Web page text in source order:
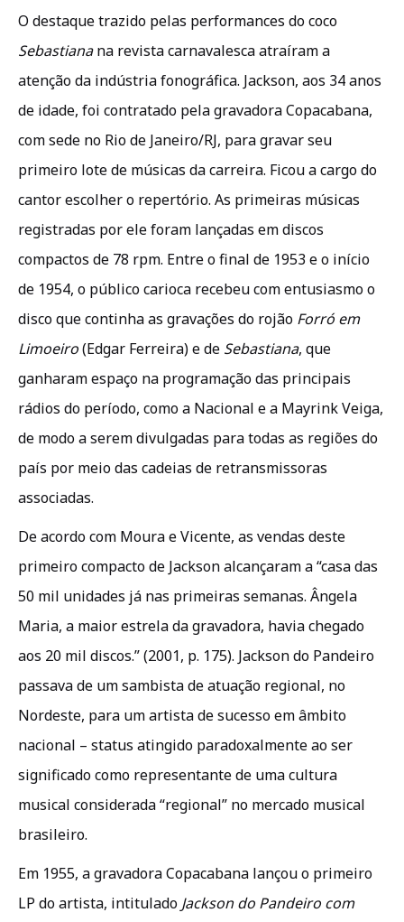
O destaque trazido pelas performances do coco
Sebastianana revista carnavalesca atraíram a
atenção da indústria fonográfica. Jackson, aos 34 anos
de idade, foi contratado pela gravadora Copacabana,
com sede no Rio de Janeiro/RJ, para gravar seu
primeiro lote de músicas da carreira. Ficou a cargo do
cantor escolher o repertório. As primeiras músicas
registradas por ele foram lançadas em discos
compactos de 78 rpm. Entre o final de 1953 e o início
de 1954, o público carioca recebeu com entusiasmo o
disco que continha as gravações do rojão Forró em
Limoeiro(Edgar Ferreira) e de Sebastiana, que
ganharam espaço na programação das principais
rádios do período, como a Nacional e a Mayrink Veiga,
de modo a serem divulgadas para todas as regiões do
país por meio das cadeias de retransmissoras
associadas.
De acordo com Moura e Vicente, as vendas deste
primeiro compacto de Jackson alcançaram a “casa das
50 mil unidades já nas primeiras semanas. Ângela
Maria, a maior estrela da gravadora, havia chegado
aos 20 mil discos.” (2001, p. 175). Jackson do Pandeiro
passava de um sambista de atuação regional, no
Nordeste, para um artista de sucesso em âmbito
nacional – status atingido paradoxalmente ao ser
significado como representante de uma cultura
musical considerada “regional” no mercado musical
brasileiro.
Em 1955, a gravadora Copacabana lançou o primeiro
LP do artista, intitulado Jackson do Pandeiro com